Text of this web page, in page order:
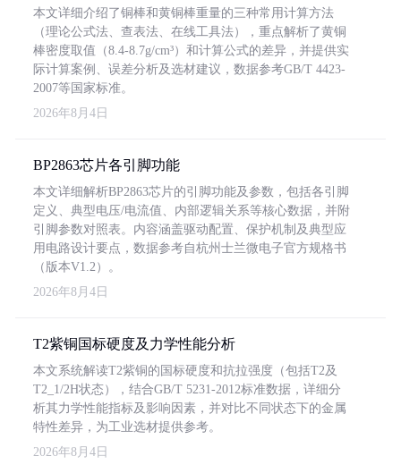
本文详细介绍了铜棒和黄铜棒重量的三种常用计算方法
（理论公式法、查表法、在线工具法），重点解析了黄铜
棒密度取值（8.4-8.7g/cm³）和计算公式的差异，并提供实
际计算案例、误差分析及选材建议，数据参考GB/T 4423-
2007等国家标准。
2026年8月4日
BP2863芯片各引脚功能
本文详细解析BP2863芯片的引脚功能及参数，包括各引脚
定义、典型电压/电流值、内部逻辑关系等核心数据，并附
引脚参数对照表。内容涵盖驱动配置、保护机制及典型应
用电路设计要点，数据参考自杭州士兰微电子官方规格书
（版本V1.2）。
2026年8月4日
T2紫铜国标硬度及力学性能分析
本文系统解读T2紫铜的国标硬度和抗拉强度（包括T2及
T2_1/2H状态），结合GB/T 5231-2012标准数据，详细分
析其力学性能指标及影响因素，并对比不同状态下的金属
特性差异，为工业选材提供参考。
2026年8月4日